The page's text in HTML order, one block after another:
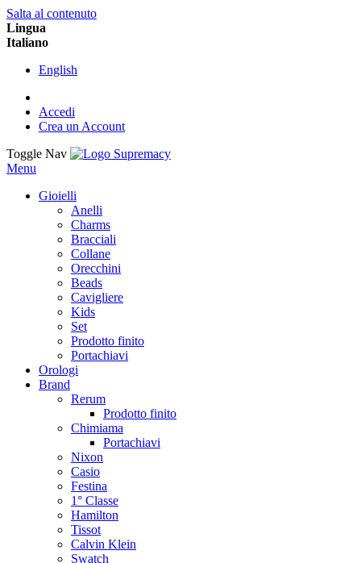
Salta al contenuto
Lingua
Italiano
English
Accedi
Crea un Account
Toggle Nav
Menu
Gioielli
Anelli
Charms
Bracciali
Collane
Orecchini
Beads
Cavigliere
Kids
Set
Prodotto finito
Portachiavi
Orologi
Brand
Rerum
Prodotto finito
Chimiama
Portachiavi
Nixon
Casio
Festina
1° Classe
Hamilton
Tissot
Calvin Klein
Swatch